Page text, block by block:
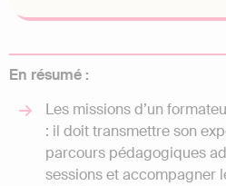
En résumé :
Les missions d’un
: il doit transmettre son
parcours pédagogiques
sessions et accompagner